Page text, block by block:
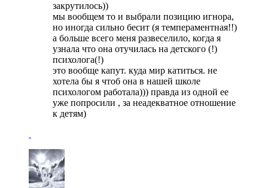
закрутилось))
мы вообщем то и выбрали позицию игнора,
но иногда сильно бесит (я темпераментная!!)
а больше всего меня развеселило, когда я
узнала что она отучилась на детского (!)
психолога(!)
это вообще капут. куда мир катиться. не
хотела бы я чтоб она в нашей школе
психологом работала))) правда из одной ее
уже попросили , за неадекватное отношение
к детям)